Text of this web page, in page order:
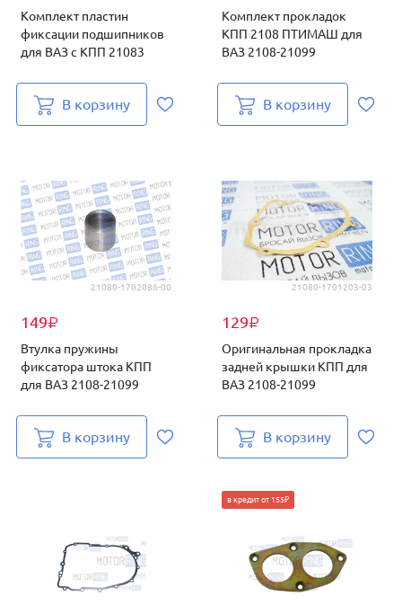
Комплект пластин
фиксации подшипников
для ВАЗ с КПП 21083
В корзину
Комплект прокладок
КПП 2108 ПТИМАШ для
ВАЗ 2108-21099
В корзину
21080-1702086-00
149₽
Втулка пружины
фиксатора штока КПП
для ВАЗ 2108-21099
В корзину
21080-1701203-03
129₽
Оригинальная прокладка
задней крышки КПП для
ВАЗ 2108-21099
В корзину
в кредит от 155₽